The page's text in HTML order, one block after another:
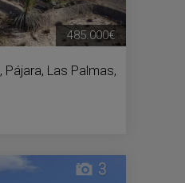
, Pájara, Las Palmas,
485.000€
3